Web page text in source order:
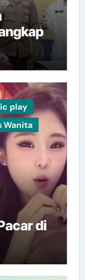
play
Wanita
di